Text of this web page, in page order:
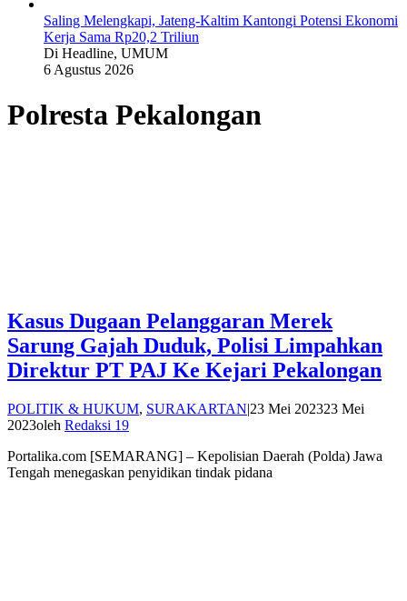
Saling Melengkapi, Jateng-Kaltim Kantongi Potensi Ekonomi
Kerja Sama Rp20,2 Triliun
Di Headline, UMUM
6 Agustus 2026
Polresta Pekalongan
Kasus Dugaan Pelanggaran Merek
Sarung Gajah Duduk, Polisi Limpahkan
Direktur PT PAJ Ke Kejari Pekalongan
POLITIK & HUKUM, SURAKARTAN|23 Mei 202323 Mei
2023oleh Redaksi 19
Portalika.com [SEMARANG] – Kepolisian Daerah (Polda) Jawa
Tengah menegaskan penyidikan tindak pidana